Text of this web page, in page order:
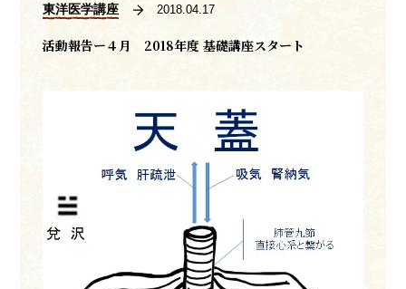
東洋医学講座 2018.04.17
活動報告ー４月 2018年度 基礎講座スタート